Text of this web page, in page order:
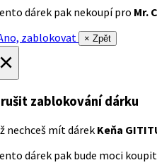
dárek pak nekoupí pro Mr.
zablokovat
× Zpět
zablokování dárku
nechceš mít dárek Keňa
dárek pak bude moci